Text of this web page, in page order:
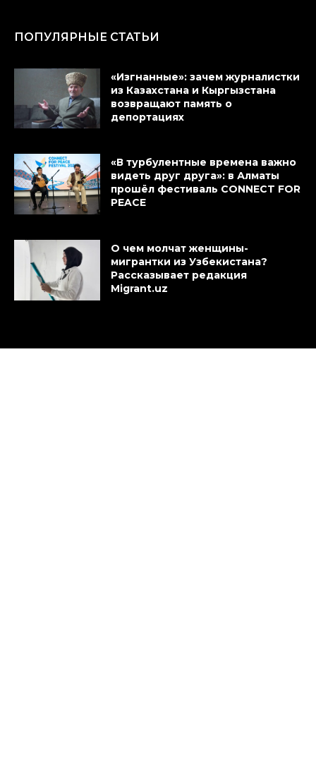
ПОПУЛЯРНЫЕ СТАТЬИ
«Изгнанные»: зачем журналистки
из Казахстана и Кыргызстана
возвращают память о
депортациях
«В турбулентные времена важно
видеть друг друга»: в Алматы
прошёл фестиваль CONNECT FOR
PEACE
О чем молчат женщины-
мигрантки из Узбекистана?
Рассказывает редакция
Migrant.uz